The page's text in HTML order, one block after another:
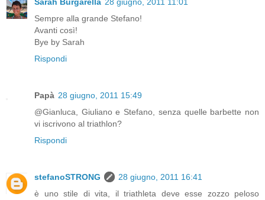
Sarah Burgarella 28 giugno, 2011 11:01
Sempre alla grande Stefano!
Avanti così!
Bye by Sarah
Rispondi
Papà 28 giugno, 2011 15:49
@Gianluca, Giuliano e Stefano, senza quelle barbette non
vi iscrivono al triathlon?
Rispondi
stefanoSTRONG
28 giugno, 2011 16:41
è uno stile di vita, il triathleta deve esse zozzo peloso